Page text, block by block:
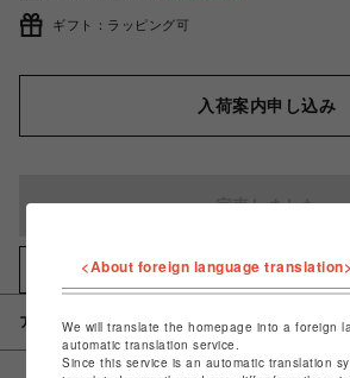
ギフト：ラッピング可
入荷案内申し込み
完売しました
お気に入りアイテムに追加
アイテム説明 / 素材
<About foreign language translation>
We will translate the homepage into a foreign
automatic translation service.
Since this service is an automatic translation